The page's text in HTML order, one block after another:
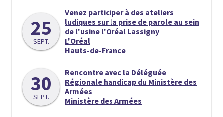
25
SEPT.
Venez participer à des ateliers
ludiques sur la prise de parole au sein
de l'usine l'Oréal Lassigny
L'Oréal
Hauts-de-France
30
SEPT.
Rencontre avec la Déléguée
Régionale handicap du Ministère des
Armées
Ministère des Armées